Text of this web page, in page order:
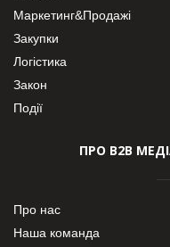
Маркетинг&Продажі
Закупки
Логістика
Закон
Події
ПРО В2В
Про нас
Наша команда